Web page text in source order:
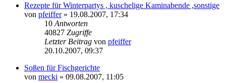
Rezepte für Winterpartys , kuschelige Kaminabende ,sonstige
von pfeiffer» 19.08.2007, 17:34
10 Antworten
40827 Zugriffe
Letzter Beitrag von pfeiffer
20.10.2007, 09:37
Soßen für Fischgerichte
von mecki » 09.08.2007, 11:05